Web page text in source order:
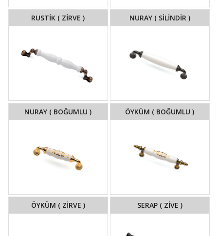
RUSTİK ( ZİRVE ) NURAY ( SİLİNDİR )
NURAY ( BOĞUMLU ) ÖYKÜM ( BOĞUMLU )
ÖYKÜM ( ZİRVE ) SERAP ( ZİVE )